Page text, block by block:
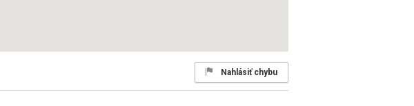
Nahlásiť chybu